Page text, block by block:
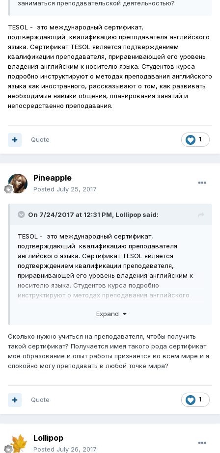
заниматься преподавательской деятельностью?
TESOL - это международный сертификат,
подтверждающий квалификацию преподавателя английского
языка. Сертификат TESOL является подтверждением
квалификации преподавателя, приравнивающей его уровень
владения английским к носителю языка. Студентов курса
подробно инструктируют о методах преподавания английского
языка как иностранного, рассказывают о том, как развивать
необходимые навыки общения, планирования занятий и
непосредственно преподавания.
1
Quote
Pineapple
Posted July 25, 2017
On 7/24/2017 at 12:31 PM, Lollipop said:
TESOL - это международный сертификат,
подтверждающий квалификацию преподавателя
английского языка. Сертификат TESOL является
подтверждением квалификации преподавателя,
приравнивающей его уровень владения английским к
носителю языка. Студентов курса подробно
инструктируют о методах преподавания английского
развивать необходимые навыки общения, планирования
Expand
Сколько нужно учиться на преподавателя, чтобы получить
такой сертификат? Получается имея такого рода сертификат
моё образование и опыт работы признаётся во всем мире и я
спокойно могу преподавать в любой точке мира?
1
Quote
Lollipop
Posted July 26, 2017